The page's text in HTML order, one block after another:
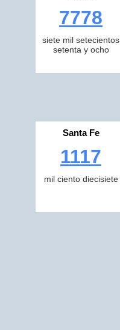
7778
siete mil setecientos
setenta y ocho
Santa Fe
1117
mil ciento diecisiete